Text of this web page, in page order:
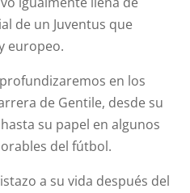
de un Juventus que
europeo.
en los
de Gentile, desde su
su papel en algunos
del fútbol.
a su vida después del